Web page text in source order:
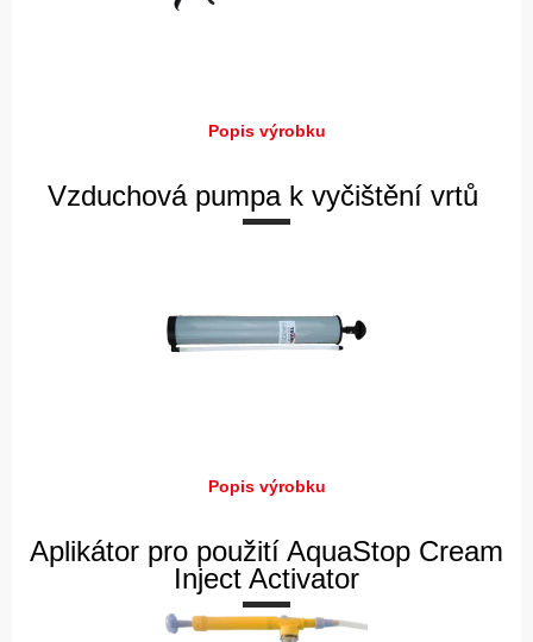
Popis výrobku
Vzduchová pumpa k vyčištění vrtů
Popis výrobku
Aplikátor pro použití AquaStop Cream
Inject Activator